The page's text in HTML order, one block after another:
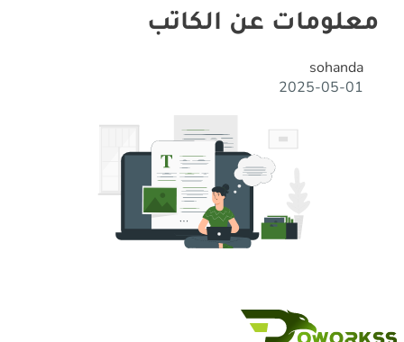
معلومات عن الكاتب
sohanda
2025-05-01